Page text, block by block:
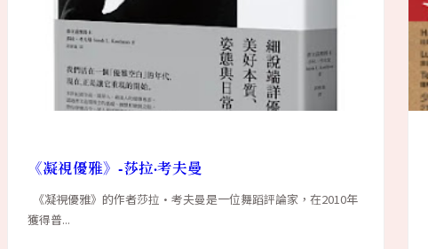
《凝視優雅》-莎拉·考夫曼
《凝視優雅》的作者莎拉·考夫曼是一位舞蹈評論家，在2010年
獲得普...